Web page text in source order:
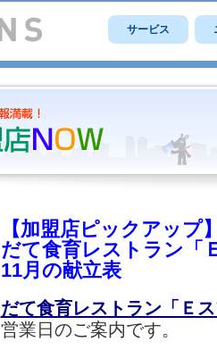
サービス
【加盟店ピックアップ
だて食育レストラン「
11月の献立表
だて食育レストラン「Ｅ
営業日のご案内です。